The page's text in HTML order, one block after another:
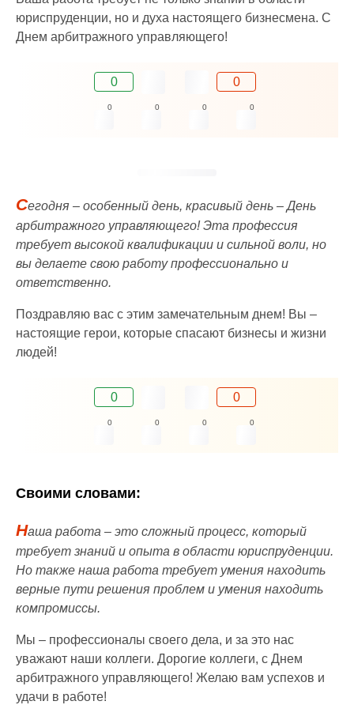
юриспруденции, но и духа настоящего бизнесмена. С
Днем арбитражного управляющего!
0 0
0 0 0 0
Сегодня – особенный день, красивый день – День
арбитражного управляющего! Эта профессия
требует высокой квалификации и сильной воли, но
вы делаете свою работу профессионально и
ответственно.
Поздравляю вас с этим замечательным днем! Вы –
настоящие герои, которые спасают бизнесы и жизни
людей!
0 0
0 0 0 0
Своими словами:
Наша работа – это сложный процесс, который
требует знаний и опыта в области юриспруденции.
Но также наша работа требует умения находить
верные пути решения проблем и умения находить
компромиссы.
Мы – профессионалы своего дела, и за это нас
уважают наши коллеги. Дорогие коллеги, с Днем
арбитражного управляющего! Желаю вам успехов и
удачи в работе!